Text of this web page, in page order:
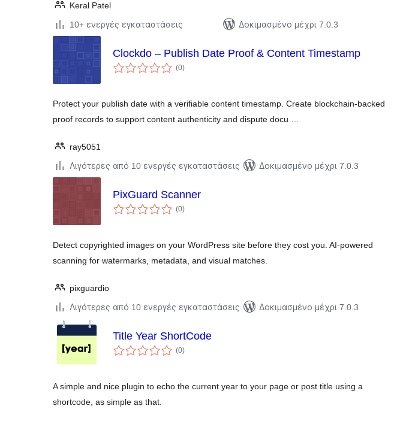
Keral Patel
10+ ενεργές εγκαταστάσεις
Δοκιμασμένο μέχρι 7.0.3
Clockdo – Publish Date Proof & Content Timestamp
(0αξιολογήσεις
σύνολο
)
Protect your publish date with a verifiable content timestamp. Create blockchain-backed
proof records to support content authenticity and dispute docu …
ray5051
Λιγότερες από 10 ενεργές εγκαταστάσεις
Δοκιμασμένο μέχρι 7.0.3
PixGuard Scanner
(0αξιολογήσεις
σύνολο
)
Detect copyrighted images on your WordPress site before they cost you. AI-powered
scanning for watermarks, metadata, and visual matches.
pixguardio
Λιγότερες από 10 ενεργές εγκαταστάσεις
Δοκιμασμένο μέχρι 7.0.3
Title Year ShortCode
(0αξιολογήσεις
σύνολο
)
A simple and nice plugin to echo the current year to your page or post title using a
shortcode, as simple as that.